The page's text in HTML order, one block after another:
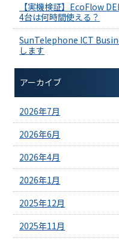
【実機検証】EcoFlow
4台は何時間使える？
SunTelephone ICT
します
アーカイブ
2026年7月
2026年6月
2026年4月
2026年1月
2025年12月
2025年11月